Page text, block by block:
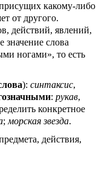
какому-либо
от другого.
действий, явлений,
значение слова
ногами», то есть
): синтаксис,
: рукав,
конкретное
; морская звезда.
действия,